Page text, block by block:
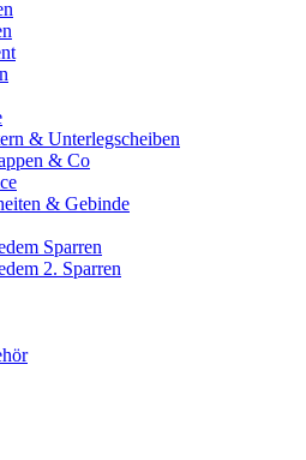
& Unterlegscheiben
& Co
& Gebinde
Sparren
2. Sparren